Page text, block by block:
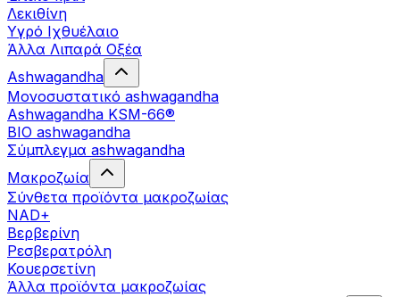
Λεκιθίνη
Υγρό Ιχθυέλαιο
Άλλα Λιπαρά Οξέα
Ashwagandha
Μονοσυστατικό ashwagandha
Ashwagandha KSM-66®
BIO ashwagandha
Σύμπλεγμα ashwagandha
Μακροζωία
Σύνθετα προϊόντα μακροζωίας
NAD+
Βερβερίνη
Ρεσβερατρόλη
Κουερσετίνη
Άλλα προϊόντα μακροζωίας